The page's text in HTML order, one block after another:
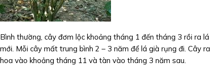
Bình thường, cây đơm lộc khoảng tháng 1 đến tháng 3 rồi ra lá
mới. Mỗi cây mất trung bình 2 – 3 năm để lá già rụng đi. Cây ra
hoa vào khoảng tháng 11 và tàn vào tháng 3 năm sau.